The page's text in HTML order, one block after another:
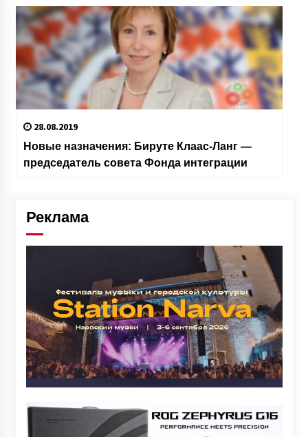
28.08.2019
Новые назначения: Бируте Клаас-Ланг —
председатель совета Фонда интеграции
Реклама